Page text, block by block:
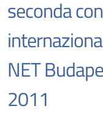
seconda
NET
2011